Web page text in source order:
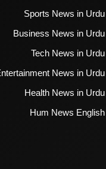
Sports News in Urdu
Business News in Urdu
Tech News in Urdu
News in Urdu
Health News in Urdu
Hum News English